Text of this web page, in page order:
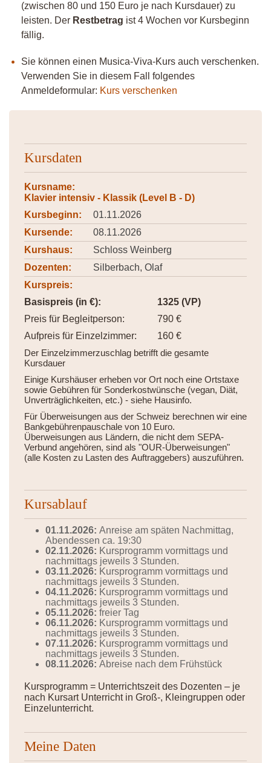
(zwischen 80 und 150 Euro je nach Kursdauer) zu
leisten. Der Restbetrag ist 4 Wochen vor Kursbeginn
fällig.
Sie können einen Musica-Viva-Kurs auch verschenken.
Verwenden Sie in diesem Fall folgendes
Anmeldeformular: Kurs verschenken
Kursdaten
Kursname:
Klavier intensiv - Klassik (Level B - D)
Kursbeginn:
01.11.2026
Kursende:
08.11.2026
Kurshaus:
Schloss Weinberg
Dozenten:
Silberbach, Olaf
Kurspreis:
Basispreis (in €):
1325 (VP)
Preis für Begleitperson:
790 €
Aufpreis für Einzelzimmer:
160 €
Der Einzelzimmerzuschlag betrifft die gesamte
Kursdauer
Einige Kurshäuser erheben vor Ort noch eine Ortstaxe
sowie Gebühren für Sonderkostwünsche (vegan, Diät,
Unverträglichkeiten, etc.) - siehe Hausinfo.
Für Überweisungen aus der Schweiz berechnen wir eine
Bankgebührenpauschale von 10 Euro.
Überweisungen aus Ländern, die nicht dem SEPA-
Verbund angehören, sind als "OUR-Überweisungen"
(alle Kosten zu Lasten des Auftraggebers) auszuführen.
Kursablauf
01.11.2026: Anreise am späten Nachmittag,
Abendessen ca. 19:30
02.11.2026: Kursprogramm vormittags und
nachmittags jeweils 3 Stunden.
03.11.2026: Kursprogramm vormittags und
nachmittags jeweils 3 Stunden.
04.11.2026: Kursprogramm vormittags und
nachmittags jeweils 3 Stunden.
05.11.2026: freier Tag
06.11.2026: Kursprogramm vormittags und
nachmittags jeweils 3 Stunden.
07.11.2026: Kursprogramm vormittags und
nachmittags jeweils 3 Stunden.
08.11.2026: Abreise nach dem Frühstück
Kursprogramm = Unterrichtszeit des Dozenten – je
nach Kursart Unterricht in Groß-, Kleingruppen oder
Einzelunterricht.
Meine Daten